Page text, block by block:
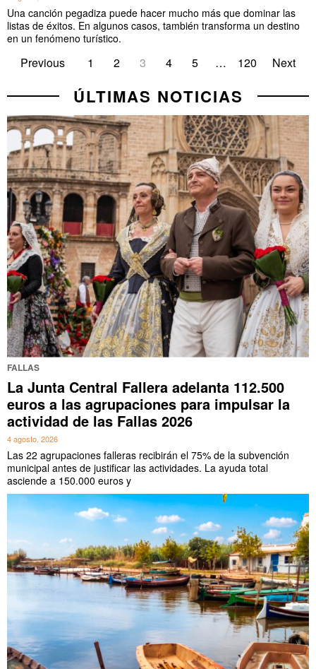
Una canción pegadiza puede hacer mucho más que dominar las
listas de éxitos. En algunos casos, también transforma un destino
en un fenómeno turístico.
Previous 1 2 3 4 5 … 120 Next
ÚLTIMAS NOTICIAS
FALLAS
La Junta Central Fallera adelanta 112.500
euros a las agrupaciones para impulsar la
actividad de las Fallas 2026
4 agosto, 2026
Las 22 agrupaciones falleras recibirán el 75% de la subvención
municipal antes de justificar las actividades. La ayuda total
asciende a 150.000 euros y